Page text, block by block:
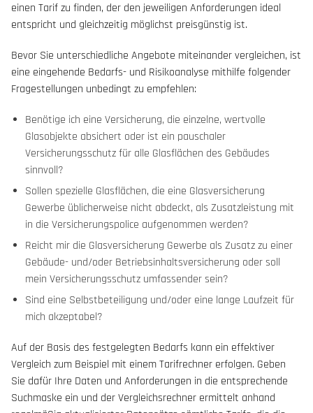
einen Tarif zu finden, der den jeweiligen Anforderungen ideal
entspricht und gleichzeitig möglichst preisgünstig ist.
Bevor Sie unterschiedliche Angebote miteinander vergleichen, ist
eine eingehende Bedarfs- und Risikoanalyse mithilfe folgender
Fragestellungen unbedingt zu empfehlen:
Benötige ich eine Versicherung, die einzelne, wertvolle
Glasobjekte absichert oder ist ein pauschaler
Versicherungsschutz für alle Glasflächen des Gebäudes
sinnvoll?
Sollen spezielle Glasflächen, die eine Glasversicherung
Gewerbe üblicherweise nicht abdeckt, als Zusatzleistung mit
in die Versicherungspolice aufgenommen werden?
Reicht mir die Glasversicherung Gewerbe als Zusatz zu einer
Gebäude- und/oder Betriebsinhaltsversicherung oder soll
mein Versicherungsschutz umfassender sein?
Sind eine Selbstbeteiligung und/oder eine lange Laufzeit für
mich akzeptabel?
Auf der Basis des festgelegten Bedarfs kann ein effektiver
Vergleich zum Beispiel mit einem Tarifrechner erfolgen. Geben
Sie dafür Ihre Daten und Anforderungen in die entsprechende
Suchmaske ein und der Vergleichsrechner ermittelt anhand